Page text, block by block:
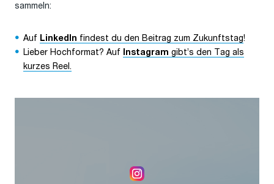
sammeln:
Auf LinkedIn findest du den Beitrag zum Zukunftstag!
Lieber Hochformat? Auf
Instagram gibt’s den Tag als
kurzes Reel.